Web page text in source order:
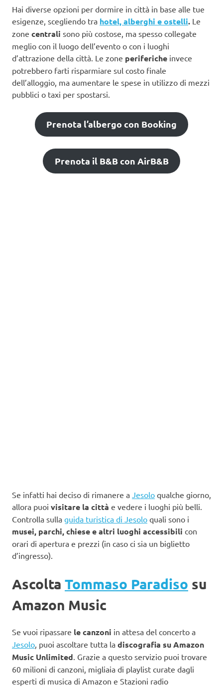
Hai diverse opzioni per dormire in città in base alle tue
esigenze, scegliendo tra hotel, alberghi e ostelli. Le
zone centrali sono più costose, ma spesso collegate
meglio con il luogo dell’evento o con i luoghi
d’attrazione della città. Le zone periferiche invece
potrebbero farti risparmiare sul costo finale
dell’alloggio, ma aumentare le spese in utilizzo di mezzi
pubblici o taxi per spostarsi.
Prenota l’albergo con Booking
Prenota il B&B con AirB&B
Se infatti hai deciso di rimanere a Jesolo qualche giorno,
allora puoi visitare la città e vedere i luoghi più belli.
Controlla sulla guida turistica di Jesolo quali sono i
musei, parchi, chiese e altri luoghi accessibili con
orari di apertura e prezzi (in caso ci sia un biglietto
d’ingresso).
Ascolta Tommaso Paradiso su
Amazon Music
Se vuoi ripassare le canzoni in attesa del concerto a
Jesolo , puoi ascoltare tutta la discografia su Amazon
Music Unlimited . Grazie a questo servizio puoi trovare
60 milioni di canzoni, migliaia di playlist curate dagli
esperti di musica di Amazon e Stazioni radio